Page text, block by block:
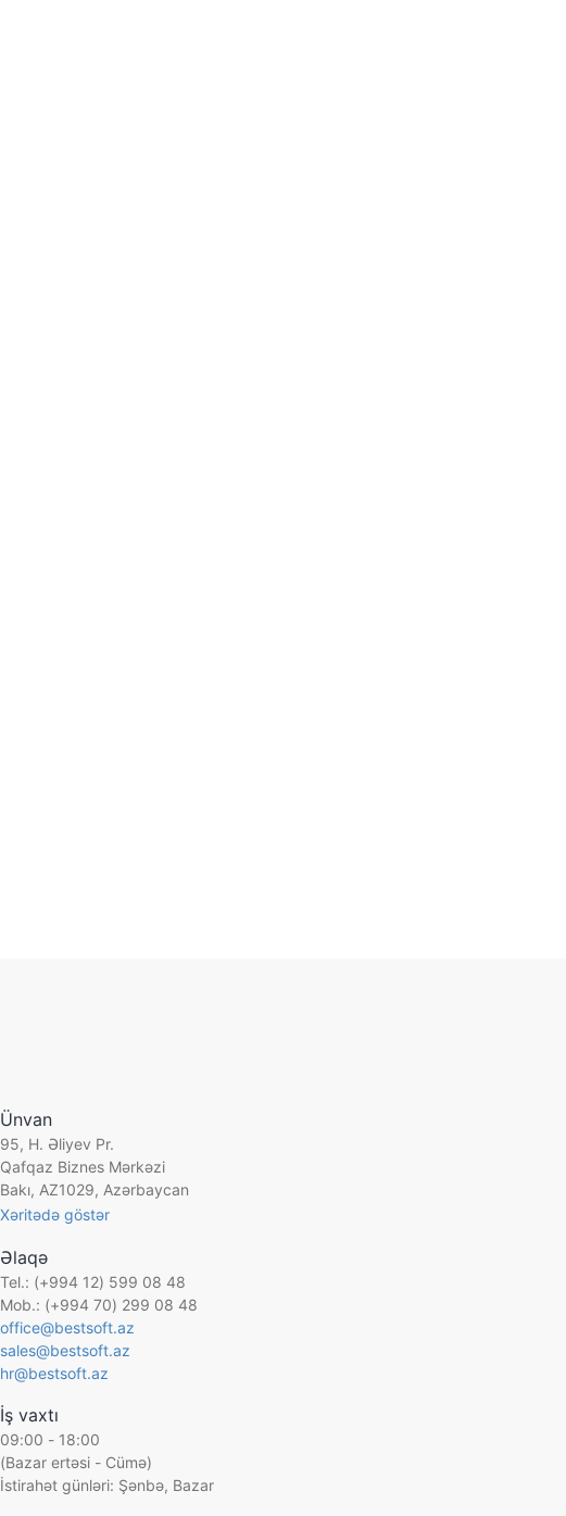
un fəaliyyəti distribüsiya, layihə həlləri, kommunikasiya şəbəkələrinin
Şirkətin vebsaytı -www.bestcomp.az
Ünvan
95, H. Əliyev Pr.
Qafqaz Biznes Mərkəzi
Bakı, AZ1029, Azərbaycan
Xəritədə göstər
Əlaqə
Tel.: (+994 12) 599 08 48
Mob.: (+994 70) 299 08 48
office@bestsoft.az
sales@bestsoft.az
hr@bestsoft.az
İş vaxtı
09:00 - 18:00
(Bazar ertəsi - Cümə)
İstirahət günləri: Şənbə, Bazar